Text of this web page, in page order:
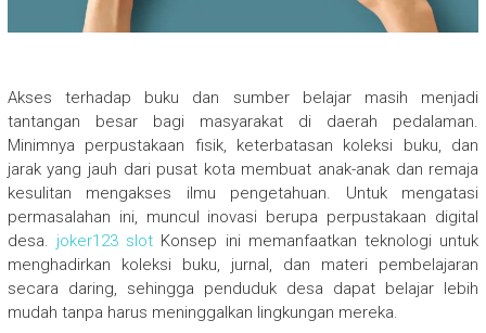
Akses terhadap buku dan sumber belajar masih menjadi
tantangan besar bagi masyarakat di daerah pedalaman.
Minimnya perpustakaan fisik, keterbatasan koleksi buku, dan
jarak yang jauh dari pusat kota membuat anak-anak dan remaja
kesulitan mengakses ilmu pengetahuan. Untuk mengatasi
permasalahan ini, muncul inovasi berupa perpustakaan digital
desa. joker123 slot Konsep ini memanfaatkan teknologi untuk
menghadirkan koleksi buku, jurnal, dan materi pembelajaran
secara daring, sehingga penduduk desa dapat belajar lebih
mudah tanpa harus meninggalkan lingkungan mereka.